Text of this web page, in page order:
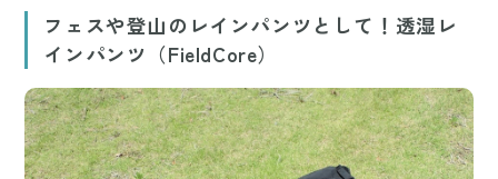
フェスや登山のレインパンツとして！透湿レ
インパンツ（FieldCore）